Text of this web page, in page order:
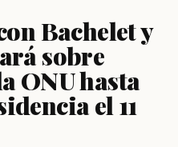
Bachelet y
sobre
ONU hasta
el 11